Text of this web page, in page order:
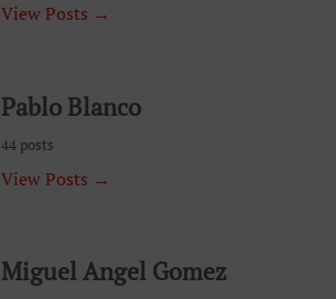
View Posts →
Pablo Blanco
44 posts
View Posts →
Miguel Angel Gomez